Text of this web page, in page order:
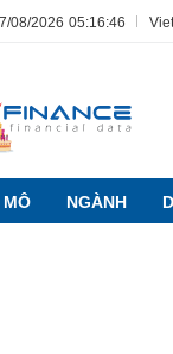
08/2026 05:16:47
MÔ NGÀNH
Ngành Mã